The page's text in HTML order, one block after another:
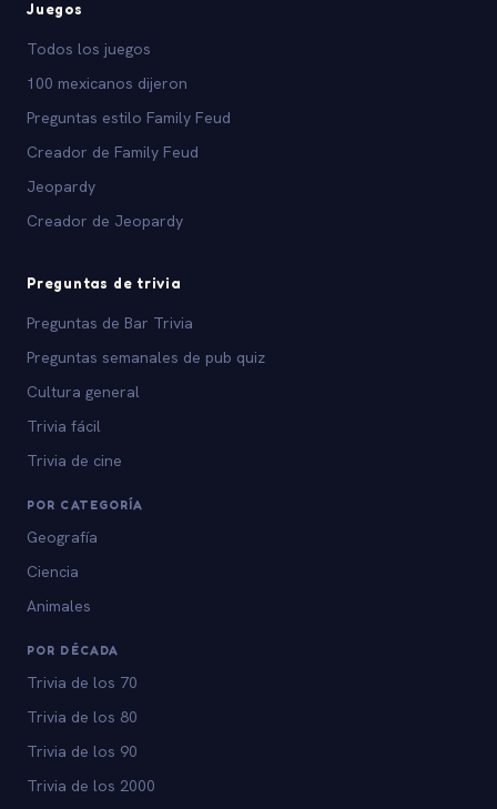
Juegos
Todos los juegos
100 mexicanos dijeron
Preguntas estilo Family Feud
Creador de Family Feud
Jeopardy
Creador de Jeopardy
Preguntas de trivia
Preguntas de Bar Trivia
Preguntas semanales de pub quiz
Cultura general
Trivia fácil
Trivia de cine
POR CATEGORÍA
Geografía
Ciencia
Animales
POR DÉCADA
Trivia de los 70
Trivia de los 80
Trivia de los 90
Trivia de los 2000